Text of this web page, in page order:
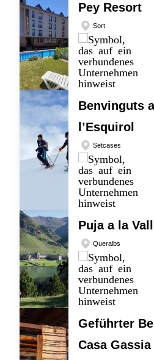
Pey Resort
Sort
Benvinguts
l’Esquirol
Setcases
Puja a la
Queralbs
Geführter
Casa Gassia